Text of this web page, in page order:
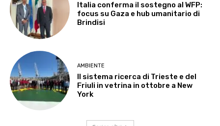
Italia conferma il sostegno al WFP:
focus su Gaza e hub umanitario di
Brindisi
AMBIENTE
Il sistema ricerca di Trieste e del
Friuli in vetrina in ottobre a New
York